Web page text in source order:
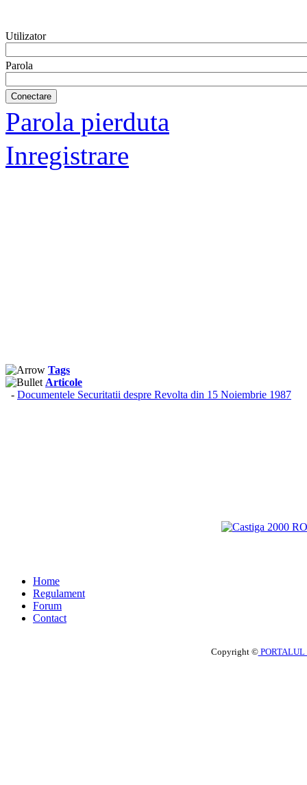
Utilizator
Parola
Parola pierduta
Inregistrare
Tags
Articole
- Documentele Securitatii despre Revolta din 15 Noiembrie 1987
Home
Regulament
Forum
Contact
Copyright ©PORTALUL